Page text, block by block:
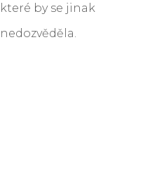
které by se jinak
nedozvěděla.